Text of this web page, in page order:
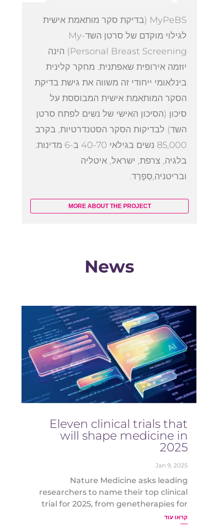
MyPeBS (בדיקת סקר מותאמת אישית
לגילוי מוקדם של סרטן השד-My
Personal Breast Screening) הינה
יוזמה אירופית שאפתנית. מחקר קלינית
בינלאומי ייחודי זה משווה את גישת בדיקת
הסקר המותאמת אישית המבוססת על
סיכון (הסיכון האישי של נשים לפתח סרטן
השד) לבדיקות הסקר הסטנדרטיות, בקרב
85,000 נשים בגילאי 40-70 ב-6 מדינות:
בלגיה, צרפת, ישראל, איטליה
ובריטניה,סְפָרַד.
MORE ABOUT THE PROJECT
News
Eleven clinical trials that
will shape medicine in
2025
Jan 9, 2025
Nature Medicine asks leading
researchers to name their top clinical
trial for 2025, from genetherapies for
prion disease and sickle-cell disease to
קראו עוד